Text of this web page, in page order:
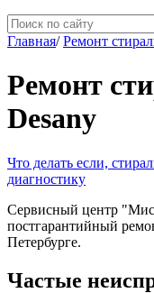
Главная/Ремонт
Ремонт
Desany
Что делать если,
диагностику
Сервисный центр
постгарантийный
Петербурге.
Частые